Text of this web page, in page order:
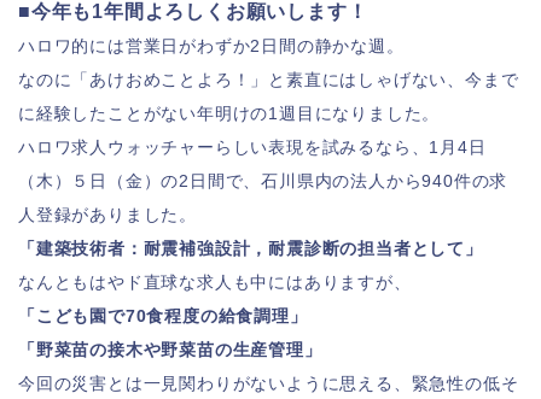
■今年も1年間よろしくお願いします！
ハロワ的には営業日がわずか2日間の静かな週。
なのに「あけおめことよろ！」と素直にはしゃげない、今まで
に経験したことがない年明けの1週目になりました。
ハロワ求人ウォッチャーらしい表現を試みるなら、1月4日
（木）５日（金）の2日間で、石川県内の法人から940件の求
人登録がありました。
「建築技術者：耐震補強設計，耐震診断の担当者として」
なんともはやド直球な求人も中にはありますが、
「こども園で70食程度の給食調理」
「野菜苗の接木や野菜苗の生産管理」
今回の災害とは一見関わりがないように思える、緊急性の低そ